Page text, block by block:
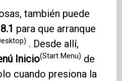
también puede
para que arranque
. Desde allí,
Inicio(Start Menu) de
cuando presiona la